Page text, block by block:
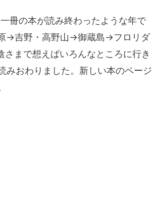
冊の本が読み終わったような年で
→吉野・高野山→御蔵島→フロリダ
まで想えばいろんなところに行き
みおわりました。新しい本のページ